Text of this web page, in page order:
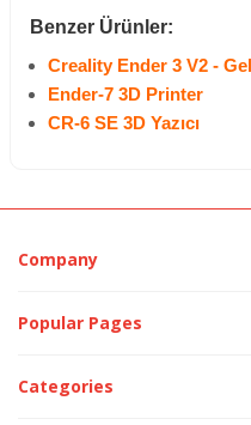
Benzer Ürünler:
Creality Ender 3 V2 -
Ender-7 3D Printer
CR-6 SE 3D Yazıcı
Company
Popular Pages
Categories